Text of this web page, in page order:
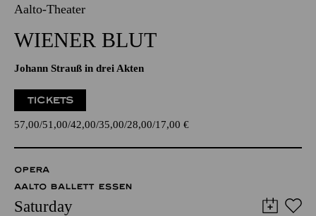
Aalto-Theater
WIENER BLUT
Johann Strauß in drei Akten
TICKETS
57,00 51,00 42,00 35,00 28,00 17,00 €
OPERA
AALTO BALLETT ESSEN
Saturday